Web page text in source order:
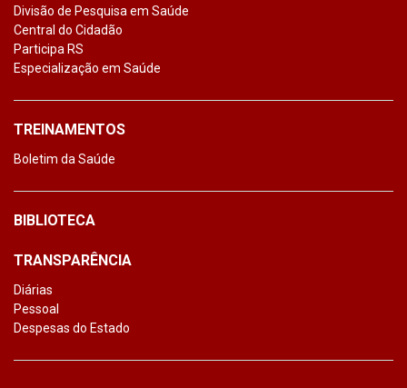
Divisão de Pesquisa em Saúde
Central do Cidadão
Participa RS
Especialização em Saúde
TREINAMENTOS
Boletim da Saúde
BIBLIOTECA
TRANSPARÊNCIA
Diárias
Pessoal
Despesas do Estado